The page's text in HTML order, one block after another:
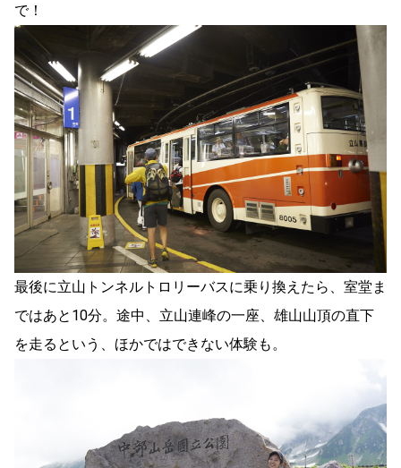
で！
最後に立山トンネルトロリーバスに乗り換えたら、室堂ま
ではあと10分。途中、立山連峰の一座、雄山山頂の直下
を走るという、ほかではできない体験も。